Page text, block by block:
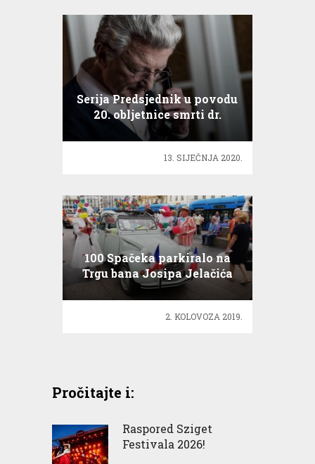
Serija Predsjednik u povodu
20. obljetnice smrti dr.
Franje Tuđmana
13. SIJEČNJA 2020.
100 Spačeka parkiralo na
Trgu bana Josipa Jelačića
2. KOLOVOZA 2019.
Pročitajte i:
Raspored Sziget
Festivala 2026!